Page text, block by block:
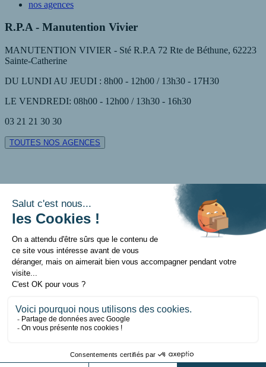
nos agences
R.P.A - Manutention Vivier
MANUTENTION VIVIER - Sté R.P.A 72 Rte de Béthune, 62223
Sainte-Catherine
DU LUNDI AU JEUDI : 8h00 - 12h00 / 13h30 - 17H30
LE VENDREDI: 08h00 - 12h00 / 13h30 - 16h30
03 21 21 30 30
TOUTES NOS AGENCES
Contact
Mentions légales